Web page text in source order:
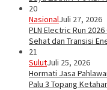
20
NasionalJuli 27, 2026
PLN Electric Run
Sehat dan Transisi
21
SulutJuli 25, 2026
Hormati Jasa
Palu 3 Topang